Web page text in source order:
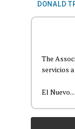
DONALD
The
servicios
El Nuevo...